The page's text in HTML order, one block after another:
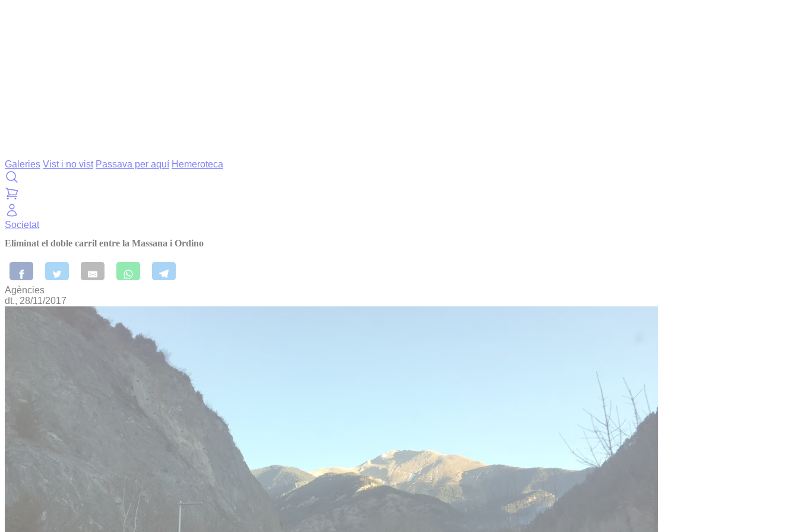
Galeries Vist i no vist Passava per aquí Hemeroteca
Societat
Eliminat el doble carril entre la Massana i Ordino
Agències
dt., 28/11/2017